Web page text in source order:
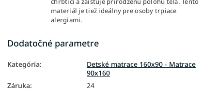
materiál je tiež ideálny pre osoby trpiace
alergiami.
Dodatočné parametre
Kategória:
Detské matrace 160x90 - Matrace
90x160
Záruka:
24